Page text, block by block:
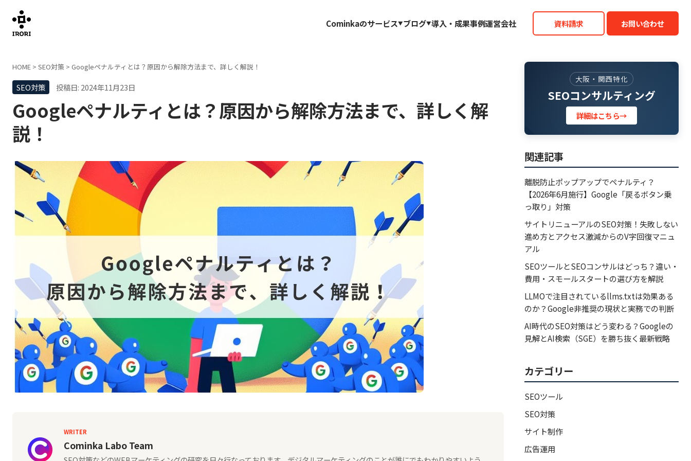
Cominkaのサービス ブログ 導入・成果事例運営会社 資料請求 お問い合わせ
HOME > SEO対策 > Googleペナルティとは？原因から解除方法まで、詳しく解説！
SEO対策 投稿日: 2024年11月23日
Googleペナルティとは？原因から解除方法まで、詳しく解
説！
WRITER
Cominka Labo Team
大阪・関西特化
SEOコンサルティング
詳細はこちら→
関連記事
離脱防止ポップアップでペナルティ？
【2026年6月施行】Google「戻るボタン乗
っ取り」対策
サイトリニューアルのSEO対策！失敗しない
進め方とアクセス激減からのV字回復マニュ
アル
SEOツールとSEOコンサルはどっち？違い・
費用・スモールスタートの選び方を解説
LLMOで注目されているllms.txtは効果ある
のか？Google非推奨の現状と実務での判断
AI時代のSEO対策はどう変わる？Googleの
見解とAI検索（SGE）を勝ち抜く最新戦略
カテゴリー
SEOツール
SEO対策
サイト制作
広告運用